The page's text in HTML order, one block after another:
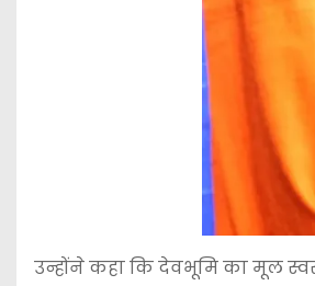
उन्होंने कहा कि देवभूमि का मूल